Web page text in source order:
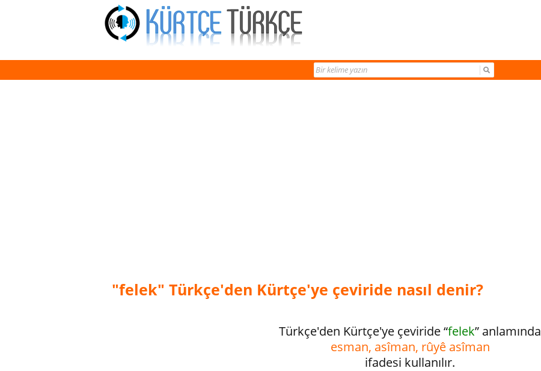
"felek" Türkçe'den Kürtçe'ye çeviride nasıl denir?
Türkçe'den Kürtçe'ye çeviride “felek” anlamında
esman, asîman, rûyê asîman
ifadesi kullanılır.